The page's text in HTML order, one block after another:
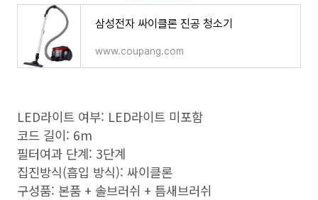
삼성전자 싸이클론 진공 청소기
www.coupang.com
LED라이트 여부: LED라이트 미포함
코드 길이: 6m
필터여과 단계: 3단계
집진방식(흡입 방식): 싸이클론
구성품: 본품 + 솔브러쉬 + 틈새브러쉬